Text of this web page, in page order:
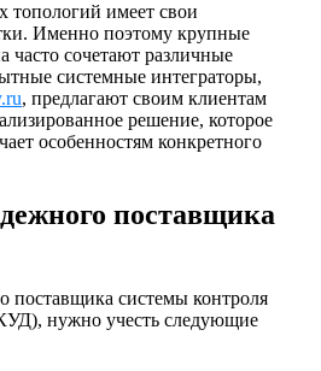
топологий имеет свои
Именно поэтому крупные
часто сочетают различные
системные интеграторы,
, предлагают своим клиентам
решение, которое
особенностям конкретного
поставщика
поставщика системы контроля
нужно учесть следующие